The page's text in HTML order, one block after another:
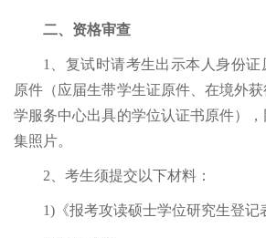
二、资格审查
1、复试时请考生出示本人身份
原件（应届生带学生证原件、在境外
学服务中心出具的学位认证书原件）
集照片。
2、考生须提交以下材料：
1)《报考攻读硕士学位研究生登记